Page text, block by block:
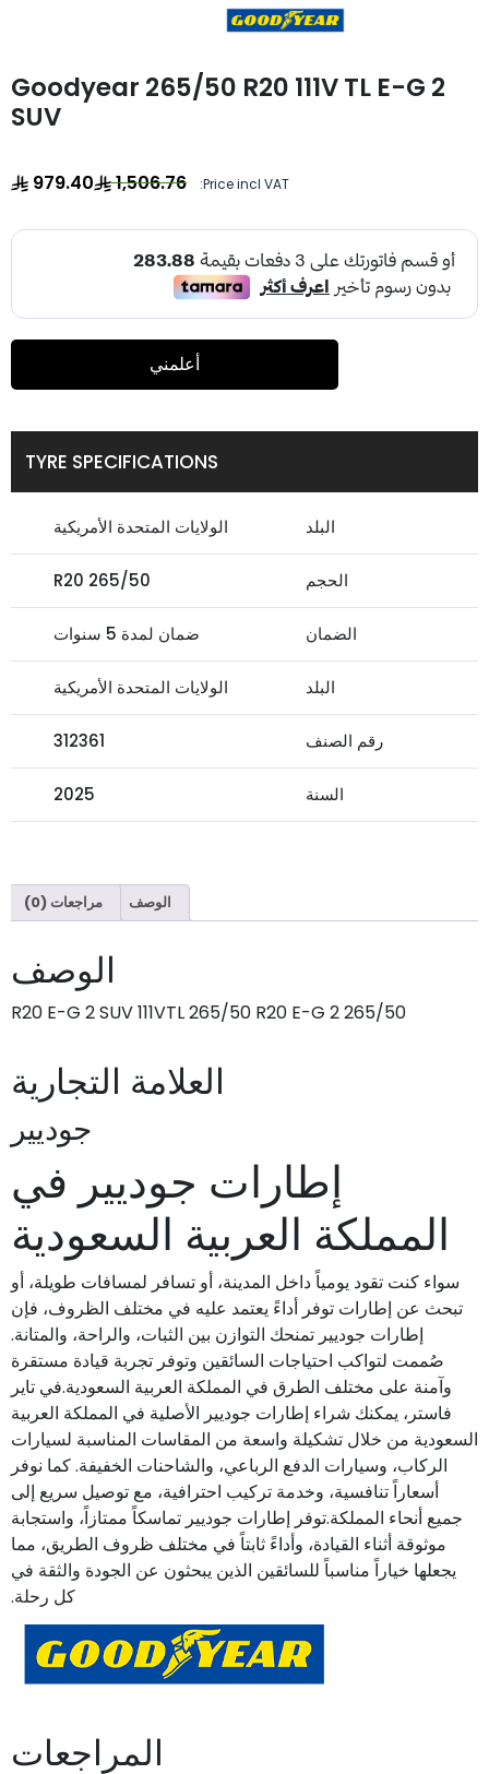
Goodyear 265/50 R20 111V TL E-G 2
SUV
Price incl VAT:
1,506.76
979.40
أعلمني
TYRE SPECIFICATIONS
البلد الولايات المتحدة الأمريكية
الحجم 265/50 R20
الضمان ضمان لمدة 5 سنوات
البلد الولايات المتحدة الأمريكية
رقم الصنف 312361
السنة 2025
الوصف مراجعات (0)
الوصف
265/50 R20 E-G 2 SUV 111VTL 265/50 R20 E-G 2
العلامة التجارية
جوديير
إطارات جوديير في
المملكة العربية السعودية
سواء كنت تقود يومياً داخل المدينة، أو تسافر لمسافات طويلة، أو
تبحث عن إطارات توفر أداءً يعتمد عليه في مختلف الظروف، فإن
إطارات جوديير تمنحك التوازن بين الثبات، والراحة، والمتانة.
صُممت لتواكب احتياجات السائقين وتوفر تجربة قيادة مستقرة
وآمنة على مختلف الطرق في المملكة العربية السعودية.في تاير
فاستر، يمكنك شراء إطارات جوديير الأصلية في المملكة العربية
السعودية من خلال تشكيلة واسعة من المقاسات المناسبة لسيارات
الركاب، وسيارات الدفع الرباعي، والشاحنات الخفيفة. كما نوفر
أسعاراً تنافسية، وخدمة تركيب احترافية، مع توصيل سريع إلى
جميع أنحاء المملكة.توفر إطارات جوديير تماسكاً ممتازاً، واستجابة
موثوقة أثناء القيادة، وأداءً ثابتاً في مختلف ظروف الطريق، مما
يجعلها خياراً مناسباً للسائقين الذين يبحثون عن الجودة والثقة في
كل رحلة.
المراجعات